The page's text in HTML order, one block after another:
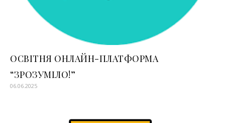
ОСВІТНЯ ОНЛАЙН-ПЛАТФОРМА
“ЗРОЗУМІЛО!”
06.06.2025